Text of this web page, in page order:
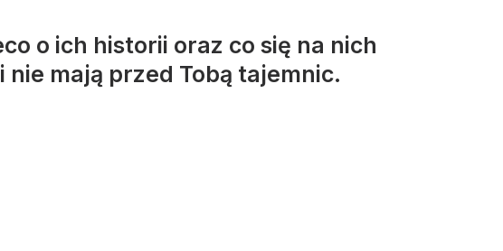
o ich historii oraz co się na nich
nie mają przed Tobą tajemnic.